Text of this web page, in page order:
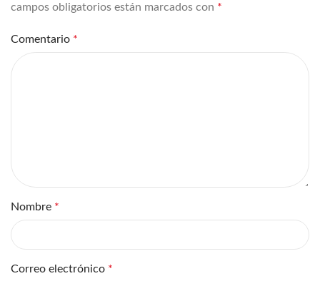
campos obligatorios están marcados con *
Comentario *
Nombre *
Correo electrónico *